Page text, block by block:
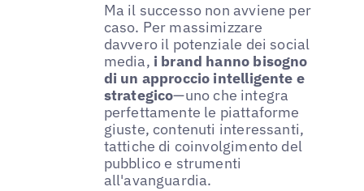
Ma il successo non avviene per
caso. Per massimizzare
davvero il potenziale dei social
media, i brand hanno bisogno
di un approccio intelligente e
strategico—uno che integra
perfettamente le piattaforme
giuste, contenuti interessanti,
tattiche di coinvolgimento del
pubblico e strumenti
all'avanguardia.